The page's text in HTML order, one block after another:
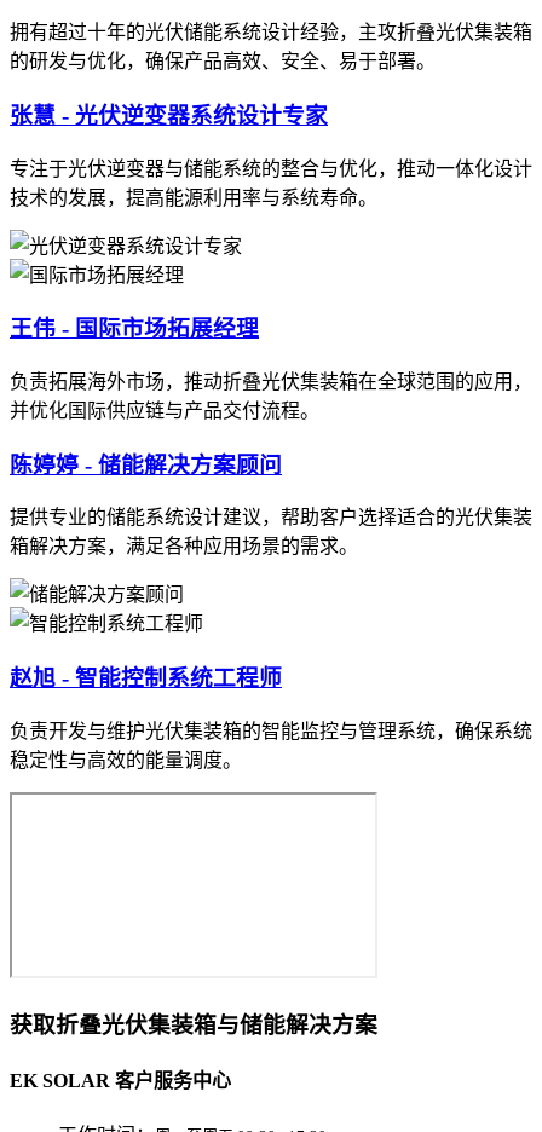
拥有超过十年的光伏储能系统设计经验，主攻折叠光伏集装箱
的研发与优化，确保产品高效、安全、易于部署。
张慧 - 光伏逆变器系统设计专家
专注于光伏逆变器与储能系统的整合与优化，推动一体化设计
技术的发展，提高能源利用率与系统寿命。
王伟 - 国际市场拓展经理
负责拓展海外市场，推动折叠光伏集装箱在全球范围的应用，
并优化国际供应链与产品交付流程。
陈婷婷 - 储能解决方案顾问
提供专业的储能系统设计建议，帮助客户选择适合的光伏集装
箱解决方案，满足各种应用场景的需求。
赵旭 - 智能控制系统工程师
负责开发与维护光伏集装箱的智能监控与管理系统，确保系统
稳定性与高效的能量调度。
获取折叠光伏集装箱与储能解决方案
EK SOLAR 客户服务中心